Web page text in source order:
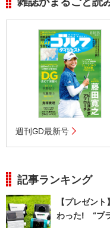
週刊GD最新号
記事ランキング
【プレゼン
わった! “プ